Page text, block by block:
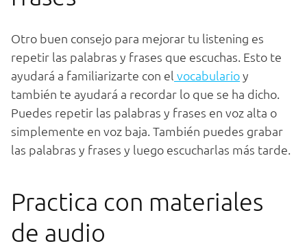
Otro buen consejo para mejorar tu listening es
repetir las palabras y frases que escuchas. Esto te
ayudará a familiarizarte con el vocabularioy
también te ayudará a recordar lo que se ha dicho.
Puedes repetir las palabras y frases en voz alta o
simplemente en voz baja. También puedes grabar
las palabras y frases y luego escucharlas más tarde.
Practica con materiales
de audio